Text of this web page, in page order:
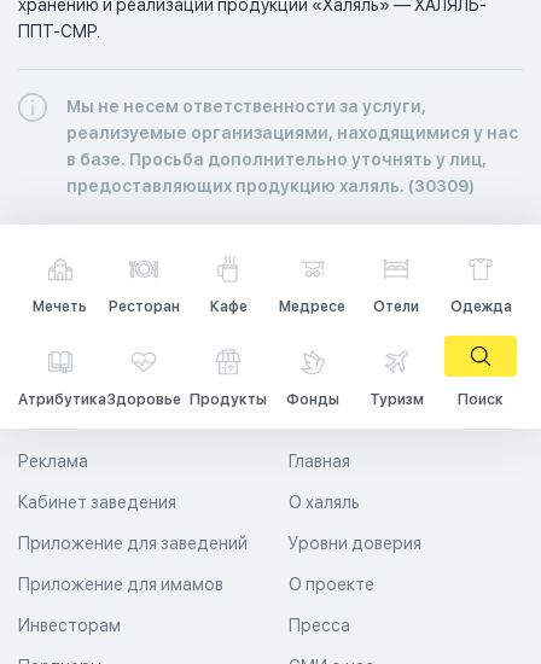
хранению и реализации продукции «Халяль» — ХАЛЯЛЬ-
ППТ-СМР.
Мы не несем ответственности за услуги,
реализуемые организациями, находящимися у нас
в базе. Просьба дополнительно уточнять у лиц,
предоставляющих продукцию халяль. (30309)
Мечеть Ресторан Кафе Медресе Отели Одежда
АтрибутикаЗдоровье Продукты Фонды Туризм Поиск
Главная
О халяль
Уровни доверия
Реклама
Кабинет заведения
Приложение для заведений
Приложение для имамов О проекте
Пресса
Инвесторам